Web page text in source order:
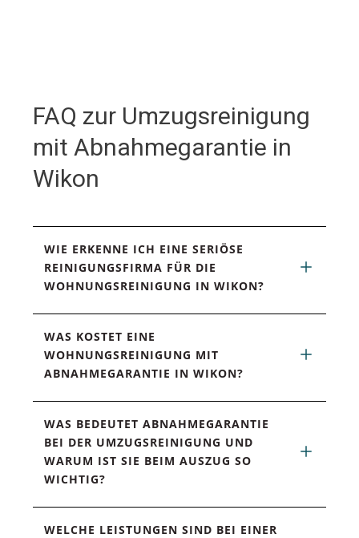
FAQ zur Umzugsreinigung
mit Abnahmegarantie in
Wikon
WIE ERKENNE ICH EINE SERIÖSE
REINIGUNGSFIRMA FÜR DIE
WOHNUNGSREINIGUNG IN WIKON?
WAS KOSTET EINE
WOHNUNGSREINIGUNG MIT
ABNAHMEGARANTIE IN WIKON?
WAS BEDEUTET ABNAHMEGARANTIE
BEI DER UMZUGSREINIGUNG UND
WARUM IST SIE BEIM AUSZUG SO
WICHTIG?
WELCHE LEISTUNGEN SIND BEI EINER